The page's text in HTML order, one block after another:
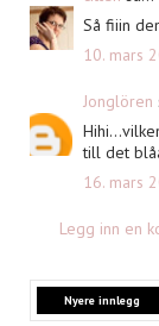
Så fiiin
10. mars
Jonglören
till det
16. mars
Legg inn en
Nyere innlegg